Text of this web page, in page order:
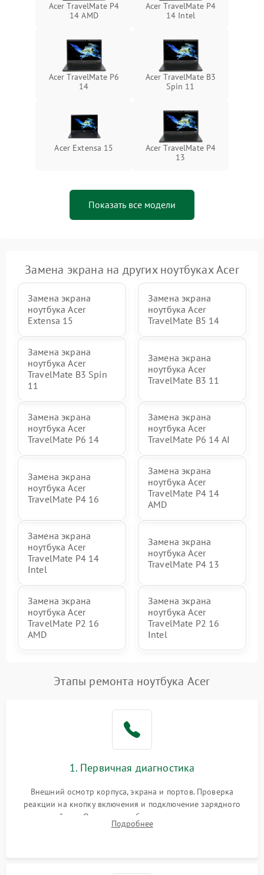
Acer TravelMate P4
14 AMD
Acer TravelMate P4
14 Intel
Acer TravelMate P6
14
Acer TravelMate B3
Spin 11
Acer Extensa 15
Acer TravelMate P4
13
Показать все модели
Замена экрана на других ноутбуках Acer
Замена экрана
ноутбука Acer
Extensa 15
Замена экрана
ноутбука Acer
TravelMate B5 14
Замена экрана
ноутбука Acer
TravelMate B3 Spin
11
Замена экрана
ноутбука Acer
TravelMate B3 11
Замена экрана
ноутбука Acer
TravelMate P6 14
Замена экрана
ноутбука Acer
TravelMate P6 14 AI
Замена экрана
ноутбука Acer
TravelMate P4 16
Замена экрана
ноутбука Acer
TravelMate P4 14
AMD
Замена экрана
ноутбука Acer
TravelMate P4 14
Intel
Замена экрана
ноутбука Acer
TravelMate P4 13
Замена экрана
ноутбука Acer
TravelMate P2 16
AMD
Замена экрана
ноутбука Acer
TravelMate P2 16
Intel
Этапы ремонта ноутбука Acer
1. Первичная диагностика
Внешний осмотр корпуса, экрана и портов. Проверка
реакции на кнопку включения и подключение зарядного
устройства. Оценка потребления тока с помощью
лабораторного блока питания для локализации проблемы.
Подробнее